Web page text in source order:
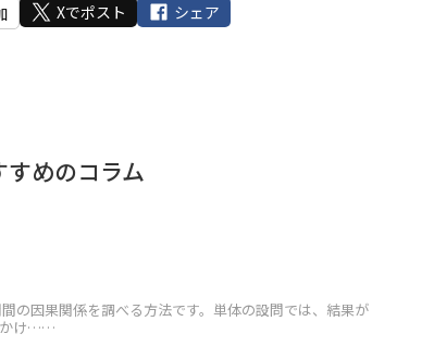
Xでポスト シェア
めのコラム
の因果関係を調べる方法です。単体の設問では、結果が
かけ……